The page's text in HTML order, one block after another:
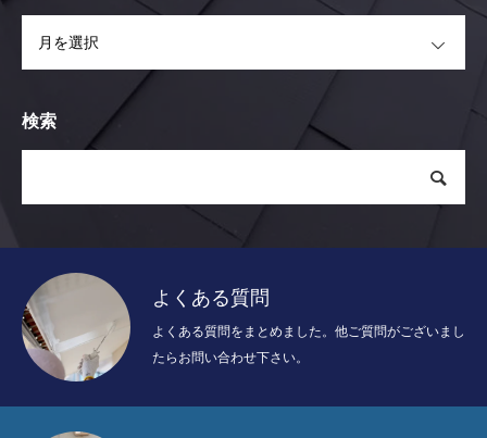
検索
よくある質問
よくある質問をまとめました。他ご質問がございまし
たらお問い合わせ下さい。